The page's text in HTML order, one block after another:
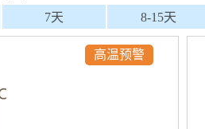
7天 8-15天
高温预警